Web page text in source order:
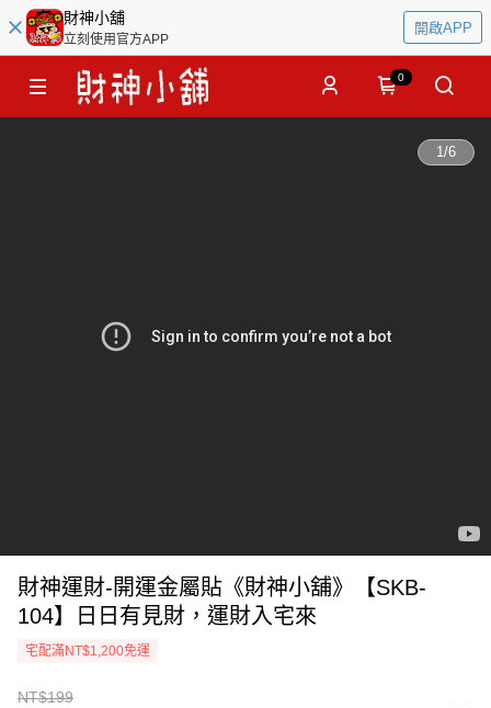
財神小舖
立刻使用官方APP
開啟APP
0
1/6
財神運財-開運金屬貼《財神小舖》【SKB-
104】日日有見財，運財入宅來
宅配滿NT$1,200免運
NT$199